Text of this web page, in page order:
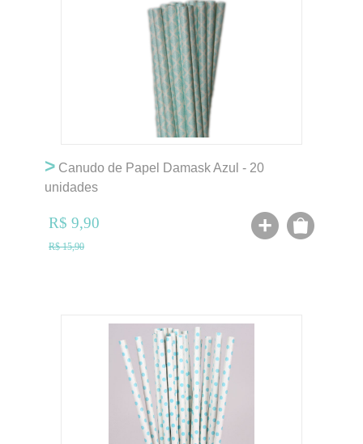
> Canudo de Papel Damask Azul - 20
unidades
R$ 9,90
R$ 15,90